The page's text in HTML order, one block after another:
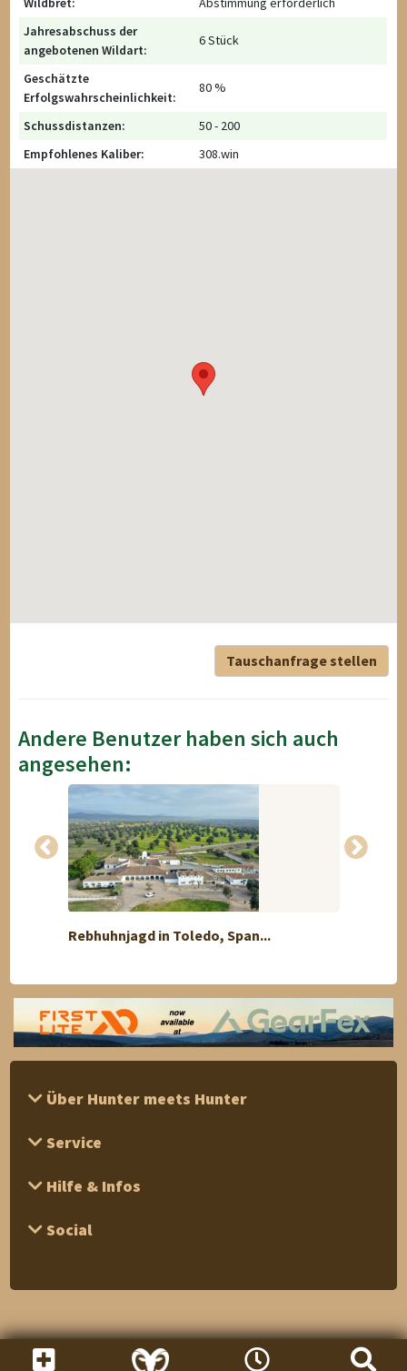
Jahresabschuss der
angebotenen Wildart:
6 Stück
Geschätzte
Erfolgswahrscheinlichkeit:
80 %
Schussdistanzen:
50 - 200
Empfohlenes Kaliber:
308.win
Tauschanfrage stellen
Andere Benutzer haben sich auch
angesehen:
Rebhuhnjagd in Toledo, Span...
Über Hunter meets Hunter
Service
Hilfe & Infos
Social